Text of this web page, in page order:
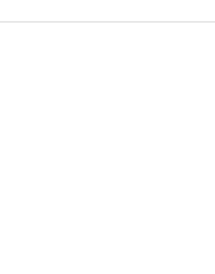
Monet lentokenttien tax-
ovat myyneet tuotteitaan
Valtiovarainministeriö on